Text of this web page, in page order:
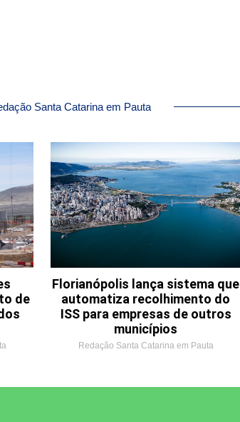
Santa Catarina em Pauta
de
Florianópolis lança sistema que
automatiza recolhimento do
ISS para empresas de outros
municípios
Redação Santa Catarina em Pauta